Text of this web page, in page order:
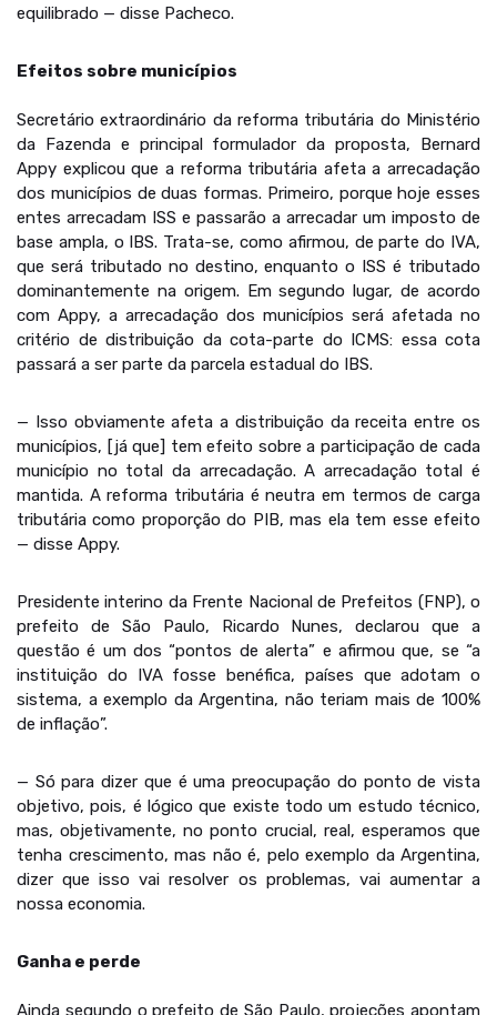
equilibrado — disse Pacheco.
Efeitos sobre municípios
Secretário extraordinário da reforma tributária do Ministério
da Fazenda e principal formulador da proposta, Bernard
Appy explicou que a reforma tributária afeta a arrecadação
dos municípios de duas formas. Primeiro, porque hoje esses
entes arrecadam ISS e passarão a arrecadar um imposto de
base ampla, o IBS. Trata-se, como afirmou, de parte do IVA,
que será tributado no destino, enquanto o ISS é tributado
dominantemente na origem. Em segundo lugar, de acordo
com Appy, a arrecadação dos municípios será afetada no
critério de distribuição da cota-parte do ICMS: essa cota
passará a ser parte da parcela estadual do IBS.
— Isso obviamente afeta a distribuição da receita entre os
municípios, [já que] tem efeito sobre a participação de cada
município no total da arrecadação. A arrecadação total é
mantida. A reforma tributária é neutra em termos de carga
tributária como proporção do PIB, mas ela tem esse efeito
— disse Appy.
Presidente interino da Frente Nacional de Prefeitos (FNP), o
prefeito de São Paulo, Ricardo Nunes, declarou que a
questão é um dos “pontos de alerta” e afirmou que, se “a
instituição do IVA fosse benéfica, países que adotam o
sistema, a exemplo da Argentina, não teriam mais de 100%
de inflação”.
— Só para dizer que é uma preocupação do ponto de vista
objetivo, pois, é lógico que existe todo um estudo técnico,
mas, objetivamente, no ponto crucial, real, esperamos que
tenha crescimento, mas não é, pelo exemplo da Argentina,
dizer que isso vai resolver os problemas, vai aumentar a
nossa economia.
Ganha e perde
Ainda segundo o prefeito de São Paulo, projeções apontam